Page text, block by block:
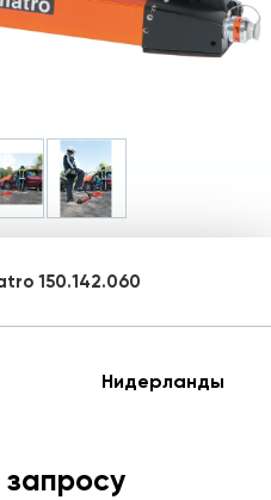
150.142.060
Нидерланды